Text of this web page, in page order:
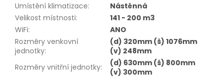
Umístění klimatizace:
Nástěnná
Velikost místnosti:
141 - 200 m3
WiFi:
ANO
Rozměry venkovní
jednotky:
(d) 320mm (š) 1076mm
(v) 248mm
Rozměry vnitřní jednotky:
(d) 630mm (š) 800mm
(v) 300mm